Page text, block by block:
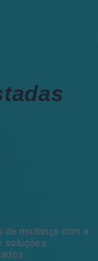
mudança com a
soluções